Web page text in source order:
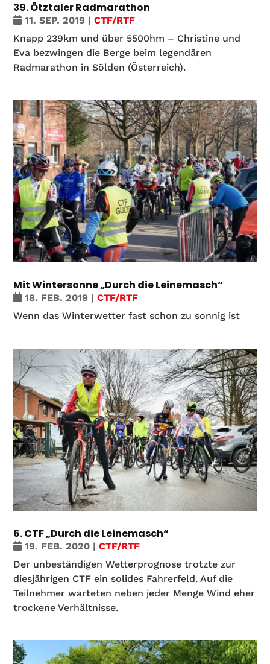
39. Ötztaler Radmarathon
11. SEP. 2019 |CTF/RTF
Knapp 239km und über 5500hm – Christine und
Eva bezwingen die Berge beim legendären
Radmarathon in Sölden (Österreich).
Mit Wintersonne „Durch die Leinemasch“
18. FEB. 2019 |CTF/RTF
Wenn das Winterwetter fast schon zu sonnig ist
6. CTF „Durch die Leinemasch“
19. FEB. 2020 |CTF/RTF
Der unbeständigen Wetterprognose trotzte zur
diesjährigen CTF ein solides Fahrerfeld. Auf die
Teilnehmer warteten neben jeder Menge Wind eher
trockene Verhältnisse.